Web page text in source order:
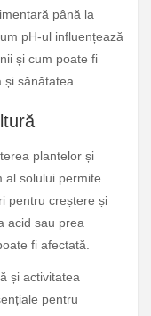
până la
pH-ul influențează
și cum poate fi
sănătatea.
plantelor și
al solului permite
pentru creștere și
acid sau prea
fi afectată.
și activitatea
pentru